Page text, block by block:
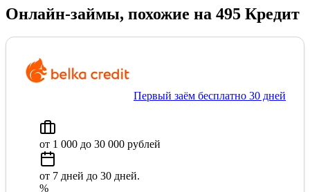
Онлайн-займы, похожие на 495 Кредит
Первый заём бесплатно 30 дней
от 1 000 до 30 000 рублей
от 7 дней до 30 дней.
%